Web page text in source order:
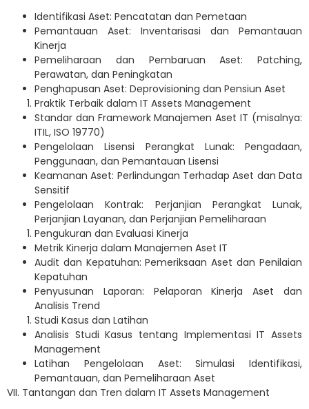
Identifikasi Aset: Pencatatan dan Pemetaan
Pemantauan Aset: Inventarisasi dan Pemantauan
Kinerja
Pemeliharaan dan Pembaruan Aset: Patching,
Perawatan, dan Peningkatan
Penghapusan Aset: Deprovisioning dan Pensiun Aset
Praktik Terbaik dalam IT Assets Management
Standar dan Framework Manajemen Aset IT (misalnya:
ITIL, ISO 19770)
Pengelolaan Lisensi Perangkat Lunak: Pengadaan,
Penggunaan, dan Pemantauan Lisensi
Keamanan Aset: Perlindungan Terhadap Aset dan Data
Sensitif
Pengelolaan Kontrak: Perjanjian Perangkat Lunak,
Perjanjian Layanan, dan Perjanjian Pemeliharaan
Pengukuran dan Evaluasi Kinerja
Metrik Kinerja dalam Manajemen Aset IT
Audit dan Kepatuhan: Pemeriksaan Aset dan Penilaian
Kepatuhan
Penyusunan Laporan: Pelaporan Kinerja Aset dan
Analisis Trend
Studi Kasus dan Latihan
Analisis Studi Kasus tentang Implementasi IT Assets
Management
Latihan Pengelolaan Aset: Simulasi Identifikasi,
Pemantauan, dan Pemeliharaan Aset
VII. Tantangan dan Tren dalam IT Assets Management